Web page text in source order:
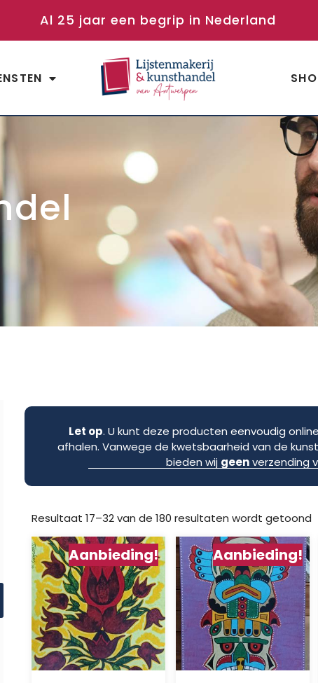
Al 25 jaar een begrip in Nederland
Let op. U kunt deze producten eenvoudig
afhalen. Vanwege de kwetsbaarheid van de
bieden wij geenverzending
Resultaat 17–32 van de 180 resultaten wordt getoond
Aanbieding! Aanbieding!